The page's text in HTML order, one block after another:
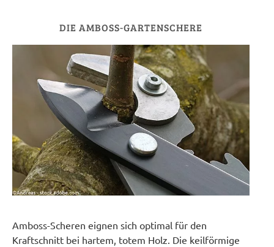
DIE AMBOSS-GARTENSCHERE
Amboss-Scheren eignen sich optimal für den
Kraftschnitt bei hartem, totem Holz. Die keilförmige